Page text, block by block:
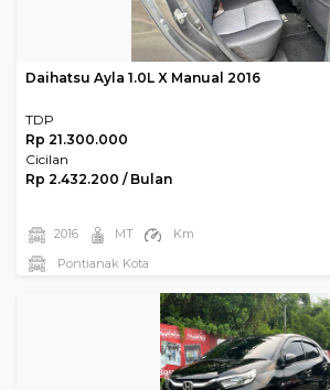
Daihatsu Ayla 1.0L X Manual 2016
TDP
Rp 21.300.000
Cicilan
Rp 2.432.200 / Bulan
2016 MT
Km
Pontianak Kota